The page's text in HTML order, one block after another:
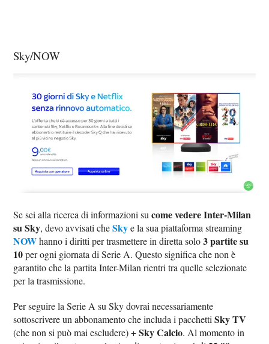
Sky/NOW
Se sei alla ricerca di informazioni sucome vedere Inter-Milan
su Sky, devo avvisati cheSkye la sua piattaforma streaming
NOWhanno i diritti per trasmettere in diretta solo3 partite su
10per ogni giornata di Serie A. Questo significa che non è
garantito che la partita Inter-Milan rientri tra quelle selezionate
per la trasmissione.
Per seguire la Serie A su Sky dovrai necessariamente
sottoscrivere un abbonamento che includa i pacchettiSky TV
(che non si può mai escludere) +Sky Calcio. Al momento in